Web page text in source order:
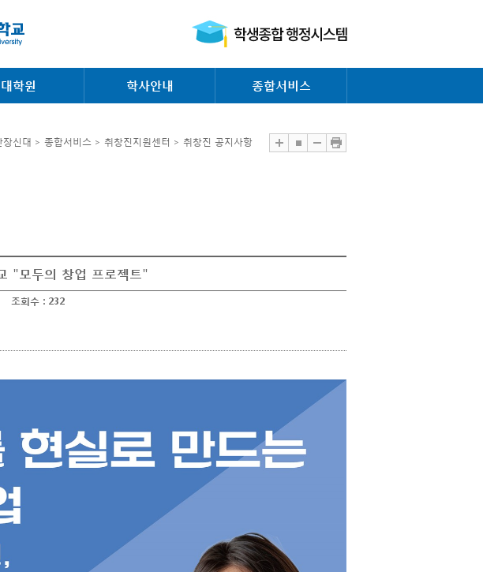
대학원 학사안내 종합서비스
장신대 > 종합서비스 > 취창진지원센터 > 취창진 공지사항
"모두의 창업 프로젝트"
조회수 : 232